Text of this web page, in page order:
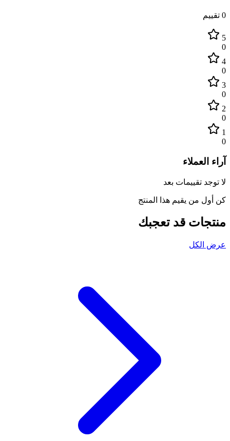
0 تقييم
5
0
4
0
3
0
2
0
1
0
آراء العملاء
لا توجد تقييمات بعد
كن أول من يقيم هذا المنتج
منتجات قد تعجبك
عرض الكل